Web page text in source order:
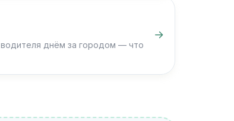
днём за городом — что